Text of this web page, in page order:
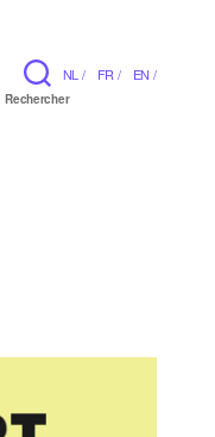
NL / FR / EN /
Rechercher